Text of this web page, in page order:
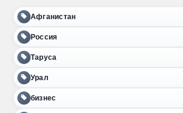
Афганистан
Россия
Таруса
Урал
бизнес